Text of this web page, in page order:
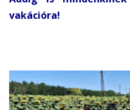
vakációra!